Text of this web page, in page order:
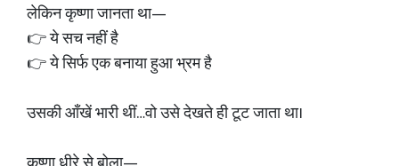
लेकिन कृष्णा जानता था—
👉 ये सच नहीं है
👉 ये सिर्फ एक बनाया हुआ भ्रम है
उसकी आँखें भारी थीं…वो उसे देखते ही टूट जाता था।